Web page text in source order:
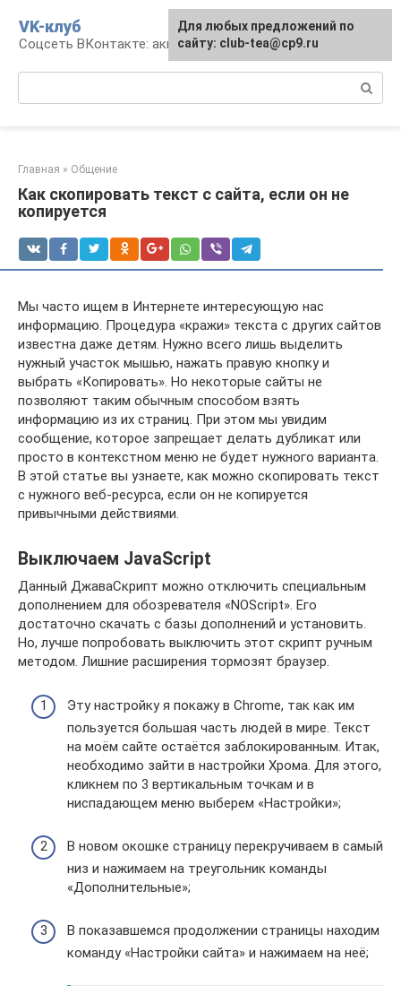
контенту
VK-клуб
Соцсеть ВКонтакте: аккаунт, общение, досуг
Главная » Общение
Как скопировать текст с сайта, если он не
копируется
Мы часто ищем в Интернете интересующую нас
информацию. Процедура «кражи» текста с других сайтов
известна даже детям. Нужно всего лишь выделить
нужный участок мышью, нажать правую кнопку и
выбрать «Копировать». Но некоторые сайты не
позволяют таким обычным способом взять
информацию из их страниц. При этом мы увидим
сообщение, которое запрещает делать дубликат или
просто в контекстном меню не будет нужного варианта.
В этой статье вы узнаете, как можно скопировать текст
с нужного веб-ресурса, если он не копируется
привычными действиями.
Выключаем JavaScript
Данный ДжаваСкрипт можно отключить специальным
дополнением для обозревателя «NOScript». Его
достаточно скачать с базы дополнений и установить.
Но, лучше попробовать выключить этот скрипт ручным
методом. Лишние расширения тормозят браузер.
Эту настройку я покажу в Chrome, так как им
пользуется большая часть людей в мире. Текст
на моём сайте остаётся заблокированным. Итак,
необходимо зайти в настройки Хрома. Для этого,
кликнем по 3 вертикальным точкам и в
ниспадающем меню выберем «Настройки»;
В новом окошке страницу перекручиваем в самый
низ и нажимаем на треугольник команды
«Дополнительные»;
В показавшемся продолжении страницы находим
команду «Настройки сайта» и нажимаем на неё;
Для любых предложений по
сайту: club-tea@cp9.ru